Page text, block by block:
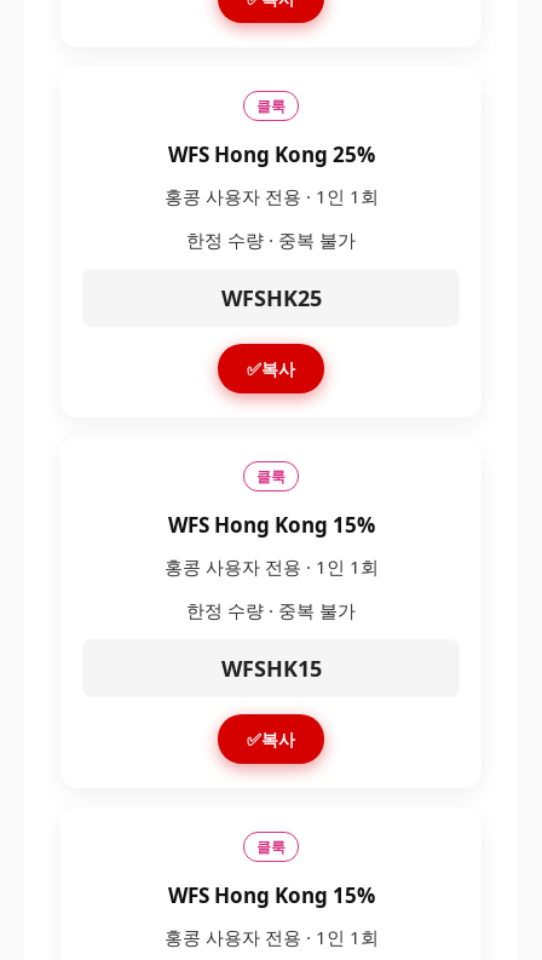
클룩
WFS Hong Kong 25%
홍콩 사용자 전용 · 1인 1회
한정 수량 · 중복 불가
WFSHK25
✅복사
클룩
WFS Hong Kong 15%
홍콩 사용자 전용 · 1인 1회
한정 수량 · 중복 불가
WFSHK15
✅복사
클룩
WFS Hong Kong 15%
홍콩 사용자 전용 · 1인 1회